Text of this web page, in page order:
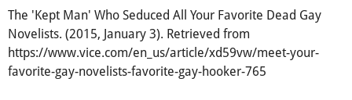
The 'Kept Man' Who Seduced All Your Favorite Dead Gay
Novelists. (2015, January 3). Retrieved from
https://www.vice.com/en_us/article/xd59vw/meet-your-
favorite-gay-novelists-favorite-gay-hooker-765